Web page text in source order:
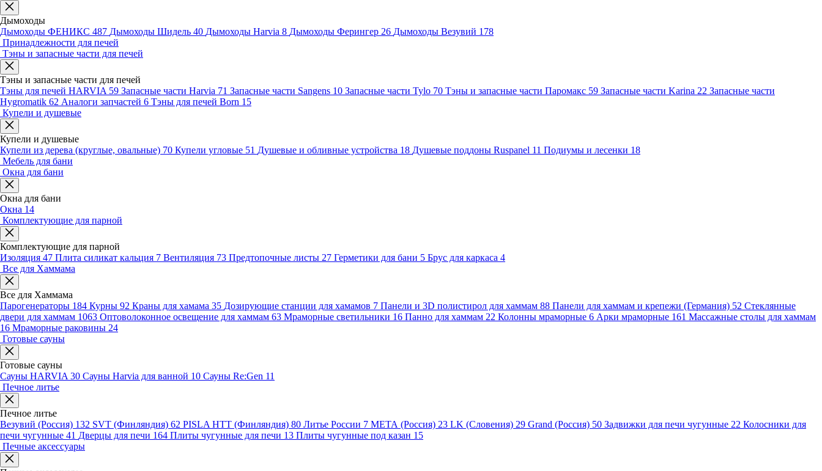
Дымоходы
Дымоходы ФЕНИКС 487 Дымоходы Шидель 40 Дымоходы Harvia 8 Дымоходы Ферингер 26 Дымоходы Везувий 178
Принадлежности для печей
Тэны и запасные части для печей
Тэны и запасные части для печей
Тэны для печей HARVIA 59 Запасные части Harvia 71 Запасные части Sangens 10 Запасные части Tylo 70 Тэны и запасные части Паромакс 59 Запасные части Karina 22 Запасные части
Hygromatik 62 Аналоги запчастей 6 Тэны для печей Born 15
Купели и душевые
Купели и душевые
Купели из дерева (круглые, овальные) 70 Купели угловые 51 Душевые и обливные устройства 18 Душевые поддоны Ruspanel 11 Подиумы и лесенки 18
Мебель для бани
Окна для бани
Окна для бани
Окна 14
Комплектующие для парной
Комплектующие для парной
Изоляция 47 Плита силикат кальция 7 Вентиляция 73 Предтопочные листы 27 Герметики для бани 5 Брус для каркаса 4
Все для Хаммама
Все для Хаммама
Парогенераторы 184 Курны 92 Краны для хамама 35 Дозирующие станции для хамамов 7 Панели и 3D полистирол для хаммам 88 Панели для хаммам и крепежи (Германия) 52 Стеклянные
двери для хаммам 1063 Оптоволоконное освещение для хаммам 63 Мраморные светильники 16 Панно для хаммам 22 Колонны мраморные 6 Арки мраморные 161 Массажные столы для хаммам
16 Мраморные раковины 24
Готовые сауны
Готовые сауны
Сауны HARVIA 30 Сауны Harvia для ванной 10 Сауны Re:Gen 11
Печное литье
Печное литье
Везувий (Россия) 132 SVT (Финляндия) 62 PISLA HTT (Финляндия) 80 Литье России 7 МЕТА (Россия) 23 LK (Словения) 29 Grand (Россия) 50 Задвижки для печи чугунные 22 Колосники для
печи чугунные 41 Дверцы для печи 164 Плиты чугунные для печи 13 Плиты чугунные под казан 15
Печные аксессуары